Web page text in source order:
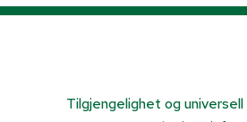
Tilgjengelighet og